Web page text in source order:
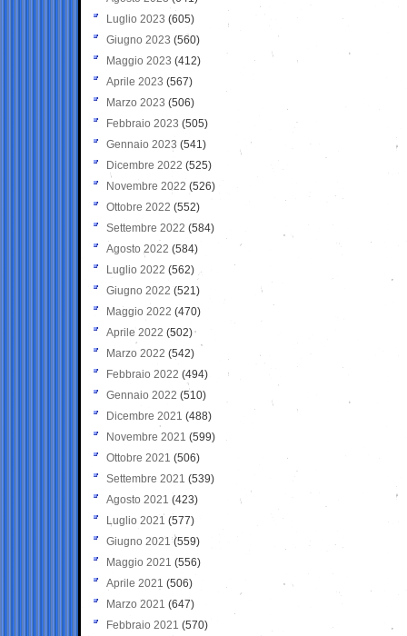
Luglio 2023 (605)
Giugno 2023 (560)
Maggio 2023 (412)
Aprile 2023 (567)
Marzo 2023 (506)
Febbraio 2023 (505)
Gennaio 2023 (541)
Dicembre 2022 (525)
Novembre 2022 (526)
Ottobre 2022 (552)
Settembre 2022 (584)
Agosto 2022 (584)
Luglio 2022 (562)
Giugno 2022 (521)
Maggio 2022 (470)
Aprile 2022 (502)
Marzo 2022 (542)
Febbraio 2022 (494)
Gennaio 2022 (510)
Dicembre 2021 (488)
Novembre 2021 (599)
Ottobre 2021 (506)
Settembre 2021 (539)
Agosto 2021 (423)
Luglio 2021 (577)
Giugno 2021(559)
Maggio 2021 (556)
Aprile 2021 (506)
Marzo 2021 (647)
Febbraio 2021 (570)